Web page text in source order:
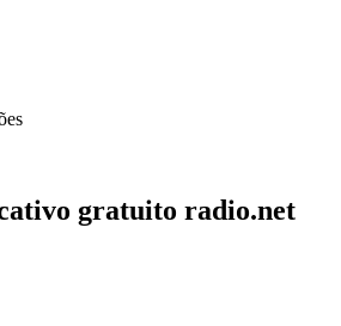
gratuito radio.net